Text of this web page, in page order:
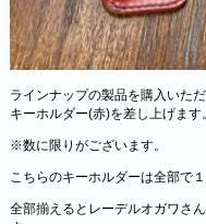
ラインナップの製品を購入いた
キーホルダー(赤)を差し上げます
※数に限りがございます。
こちらのキーホルダーは全部で
全部揃えるとレーデルオガワさ